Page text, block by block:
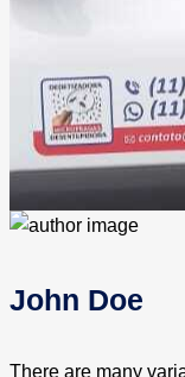
John Doe
There are many